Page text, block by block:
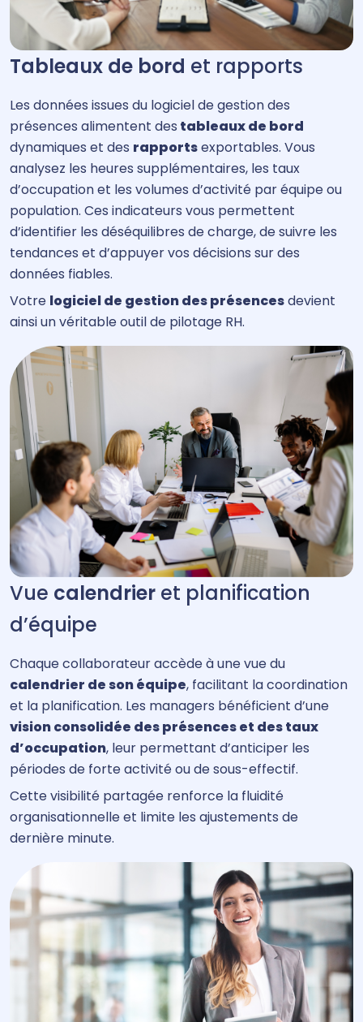
Tableaux de bord et rapports
Les données issues du logiciel de gestion des
présences alimentent des tableaux de bord
dynamiques et des rapportsexportables. Vous
analysez les heures supplémentaires, les taux
d’occupation et les volumes d’activité par équipe ou
population. Ces indicateurs vous permettent
d’identifier les déséquilibres de charge, de suivre les
tendances et d’appuyer vos décisions sur des
données fiables.
Votre logiciel de gestion des présencesdevient
ainsi un véritable outil de pilotage RH.
Vue calendrier et planification
d’équipe
Chaque collaborateur accède à une vue du
calendrier de son équipe, facilitant la coordination
et la planification. Les managers bénéficient d’une
vision consolidée des présences et des taux
d’occupation, leur permettant d’anticiper les
périodes de forte activité ou de sous-effectif.
Cette visibilité partagée renforce la fluidité
organisationnelle et limite les ajustements de
dernière minute.